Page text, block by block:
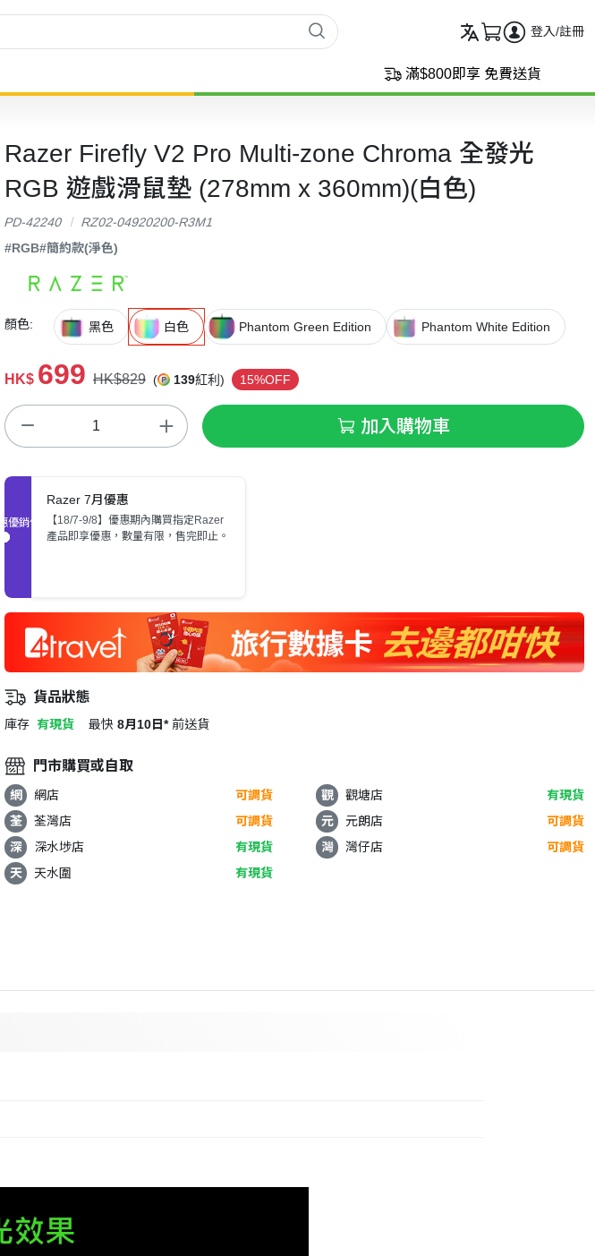
登入/註冊
滿$800即享 免費送貨
Razer Firefly V2 Pro Multi-zone Chroma 全發光
RGB 遊戲滑鼠墊 (278mm x 360mm)(白色)
PD-42240
RZ02-04920200-R3M1
#RGB#簡約款(淨色)
顏色: 黑色 白色 Phantom Green Edition Phantom White Edition
HK$ 699 HK$829 ( 139紅利) 15%OFF
加入購物車
促銷優惠
Razer 7月優惠
【18/7-9/8】優惠期內購買指定Razer
產品即享優惠，數量有限，售完即止。
貨品狀態
庫存 有現貨 最快 8月10日* 前送貨
門市購買或自取
網 網店 可調貨 觀 觀塘店
有現貨
荃
荃灣店 可調貨 元 元朗店
可調貨
深
深水埗店 有現貨 灣 灣仔店
可調貨
天
天水圍 有現貨